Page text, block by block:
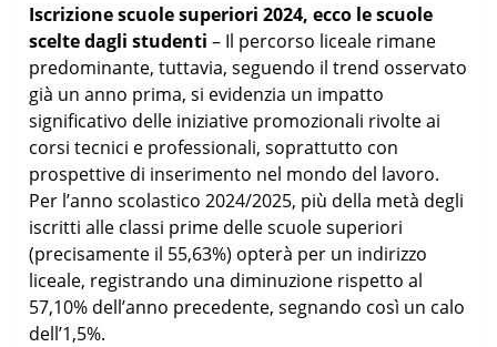
Iscrizione scuole superiori 2024, ecco le scuole
scelte dagli studenti – Il percorso liceale rimane
predominante, tuttavia, seguendo il trend osservato
già un anno prima, si evidenzia un impatto
significativo delle iniziative promozionali rivolte ai
corsi tecnici e professionali, soprattutto con
prospettive di inserimento nel mondo del lavoro.
Per l’anno scolastico 2024/2025, più della metà degli
iscritti alle classi prime delle scuole superiori
(precisamente il 55,63%) opterà per un indirizzo
liceale, registrando una diminuzione rispetto al
57,10% dell’anno precedente, segnando così un calo
dell’1,5%.